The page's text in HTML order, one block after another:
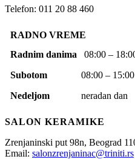
Telefon: 011 20 88 460
RADNO VREME
Radnim danima 08:00 –
Subotom 08:00 – 15:00
Nedeljom neradan dan
SALON KERAMIKE
Zrenjaninski put 98n, Beograd
Email: salonzrenjaninac@triniti.rs